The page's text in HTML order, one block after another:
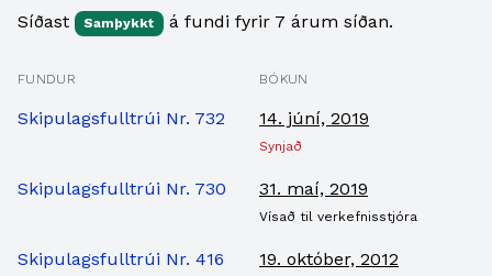
Síðast Samþykkt á fundi fyrir 7 árum síðan.
FUNDUR BÓKUN
Skipulagsfulltrúi Nr. 732 14. júní, 2019
Synjað
Skipulagsfulltrúi Nr. 730 31. maí, 2019
Vísað til verkefnisstjóra
Skipulagsfulltrúi Nr. 416 19. október, 2012